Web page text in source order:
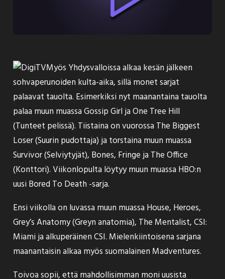
Myös Yhdysvalloissa alkaa kesän jälkeen
sohvaperunoiden kulta-aika, sillä monetsarjat
palaavat tauolta. Esimerkiksi nyt maanantaina tauolta
palaa muun muassa Gossip Girl ja One Tree Hill
(Tunteet pelissä). Tiistaina on vuorossa The Biggest
Loser (Suurin pudottaja) ja torstaina muun muassa
Survivor (Selviytyjät), Bones, Fringe ja The Office
(Konttori). Viikonlopulta löytyy muun muassa HBO:n
uusi Bored To Death -sarja.
Ensi viikolla on luvassa muun muassa House, Heroes,
Grey’s Anatomy (Greyn anatomia), The Mentalist, CSI:
Miami ja alkuperäinen CSI. Mielenkiintoisena sarjana
maanantaisin alkaa myös suomalainen Madventures.
Toivoa sopii, että mahdollisimman moni uusista